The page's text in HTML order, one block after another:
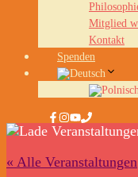
Mitglied
Kontakt
Spenden
« Alle Veranstaltungen